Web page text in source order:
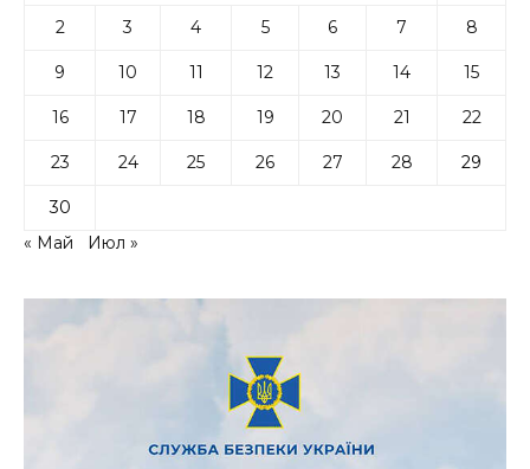
2 3 4 5 6 7 8
9 10 11 12 13 14 15
16 17 18 19 20 21 22
23 24 25 26 27 28 29
30
« Май
Июл »